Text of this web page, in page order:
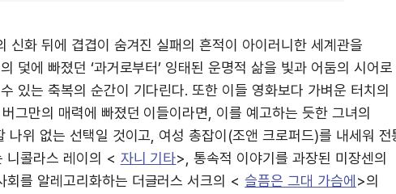
신화 뒤에 겹겹이 숨겨진 실패의 흔적이 아이러니한 세계관을
덫에 빠졌던 ‘과거로부터’ 잉태된 운명적 삶을 빛과 어둠의 시어로
있는 축복의 순간이 기다린다. 또한 이들 영화보다 가벼운 터치의
그만의 매력에 빠졌던 이들이라면, 이를 예고하는 듯한 그녀의
나위 없는 선택일 것이고, 여성 총잡이(조앤 크로퍼드)를 내세워 전
니콜라스 레이의 < 자니 기타>, 통속적 이야기를 과장된 미장센의
를 알레고리화하는 더글러스 서크의 < 슬픔은 그대 가슴에 >의